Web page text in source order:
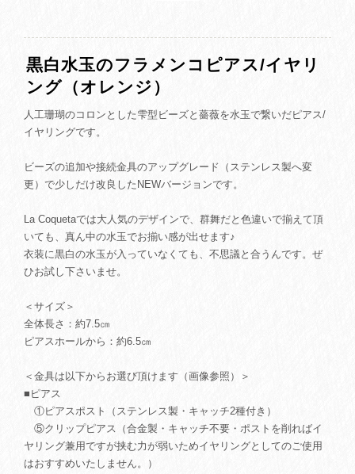
黒白水玉のフラメンコピアス/イヤリ
ング（オレンジ）
人工珊瑚のコロンとした雫型ビーズと薔薇を水玉で繋いだピアス/
イヤリングです。
ビーズの追加や接続金具のアップグレード（ステンレス製へ変
更）で少しだけ改良したNEWバージョンです。
La Coquetaでは大人気のデザインで、群舞だと色違いで揃えて頂
いても、真ん中の水玉でお揃い感が出せます♪
衣装に黒白の水玉が入っていなくても、不思議と合うんです。ぜ
ひお試し下さいませ。
＜サイズ＞
全体長さ：約7.5㎝
ピアスホールから：約6.5㎝
＜金具は以下からお選び頂けます（画像参照）＞
■ピアス
①ピアスポスト（ステンレス製・キャッチ2種付き）
⑤クリップピアス（合金製・キャッチ不要・ポストを削ればイ
ヤリング兼用ですが挟む力が弱いためイヤリングとしてのご使用
はおすすめいたしません。）